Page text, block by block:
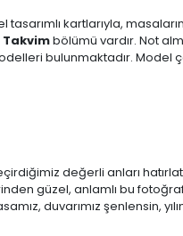
kartlarıyla,
bölümü vardır. Not
bulunmaktadır. Model
değerli anları
güzel, anlamlı bu
duvarımız şenlensin,